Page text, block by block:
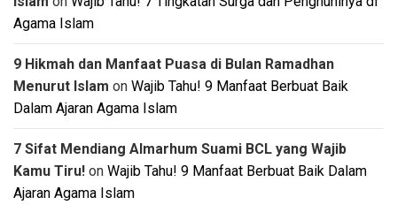
Agama Islam
9 Hikmah dan Manfaat Puasa di Bulan Ramadhan
Menurut Islam on Wajib Tahu! 9 Manfaat Berbuat Baik
Dalam Ajaran Agama Islam
7 Sifat Mendiang Almarhum Suami BCL yang Wajib
Kamu Tiru! on Wajib Tahu! 9 Manfaat Berbuat Baik Dalam
Ajaran Agama Islam